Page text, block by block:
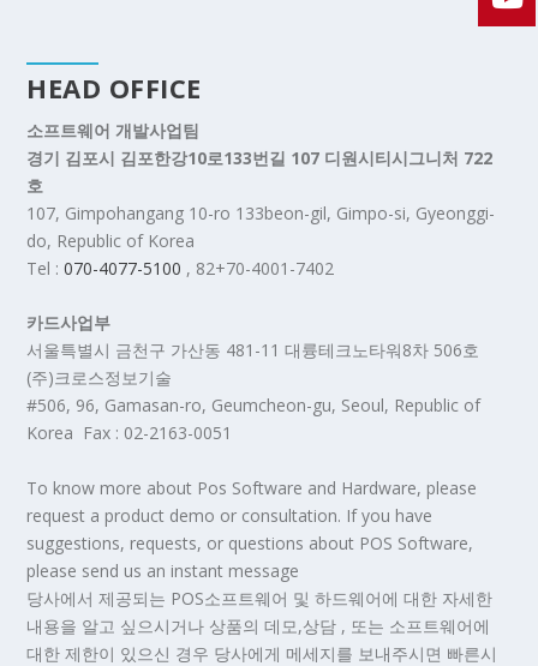
HEAD OFFICE
소프트웨어 개발사업팀
경기 김포시 김포한강10로133번길 107 디원시티시그니처 722
호
107, Gimpohangang 10-ro 133beon-gil, Gimpo-si, Gyeonggi-
do, Republic of Korea
Tel :070-4077-5100 , 82+70-4001-7402
카드사업부
서울특별시 금천구 가산동 481-11 대륭테크노타워8차 506호
(주)크로스정보기술
#506, 96, Gamasan-ro, Geumcheon-gu, Seoul, Republic of
Korea Fax : 02-2163-0051
To know more about Pos Software and Hardware, please
request a product demo or consultation. If you have
suggestions, requests, or questions about POS Software,
please send us an instant message
당사에서 제공되는 POS소프트웨어 및 하드웨어에 대한 자세한
내용을 알고 싶으시거나 상품의 데모,상담 , 또는 소프트웨어에
대한 제한이 있으신 경우 당사에게 메세지를 보내주시면 빠른시